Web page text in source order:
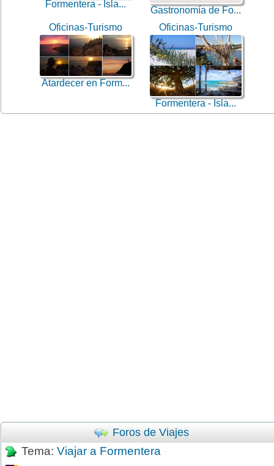
Formentera - Isla...
Gastronomía de Fo...
Oficinas-Turismo
Atardecer en Form...
Oficinas-Turismo
Formentera - Isla...
Foros de Viajes
Tema: Viajar a Formentera